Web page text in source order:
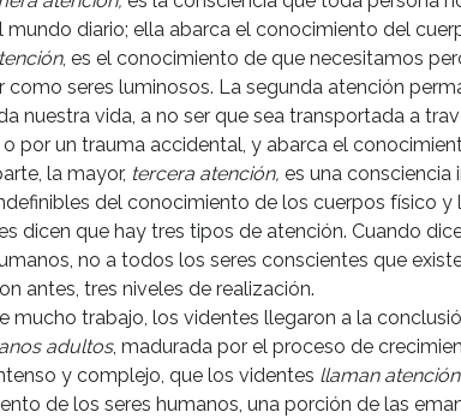
mundo diario; ella abarca el conocimiento del
, es el conocimiento de que necesitamos
como seres luminosos. La segunda atención
nuestra vida, a no ser que sea transportada a
por un trauma accidental, y abarca el
la mayor, tercera atención, es una consciencia
del conocimiento de los cuerpos físico y
dicen que hay tres tipos de atención. Cuando
no a todos los seres conscientes que
antes, tres niveles de realización.
mucho trabajo, los videntes llegaron a la
adultos, madurada por el proceso de
y complejo, que los videntes llaman
de los seres humanos, una porción de las